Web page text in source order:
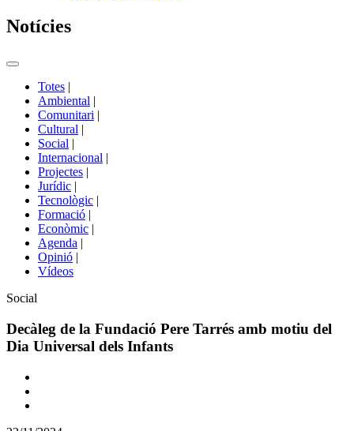
Notícies
Commutador
portals
Totes |
Ambiental |
Comunitari |
Cultural |
Social |
Internacional |
Projectes |
Jurídic |
Tecnològic |
Formació |
Econòmic |
Agenda |
Opinió |
Vídeos
Àmbit
la
notícia
Social
Decàleg de la Fundació Pere Tarrés amb motiu del
Dia Universal dels Infants
Comparteix